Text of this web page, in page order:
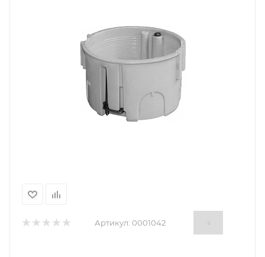
Артикул: 0001042